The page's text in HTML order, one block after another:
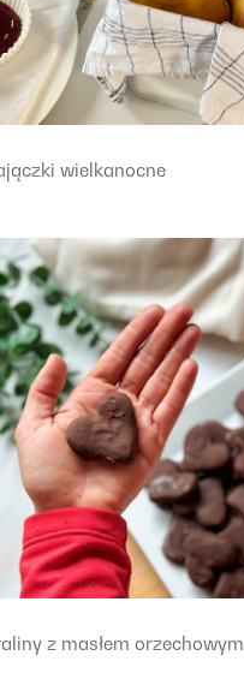
wielkanocne
z masłem orzechowym